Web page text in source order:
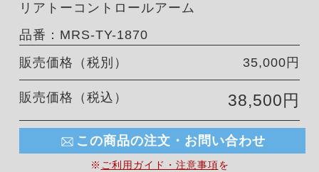
リアトーコントロールアーム
品番：MRS-TY-1870
販売価格（税別）
35,000円
販売価格（税込） 38,500円
この商品の注文・お問い合わせ
※ ご利用ガイド・注意事項を